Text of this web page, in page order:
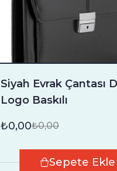
Siyah Evrak Çantası
Logo Baskılı
₺0,00₺0,00
Sepete Ekle